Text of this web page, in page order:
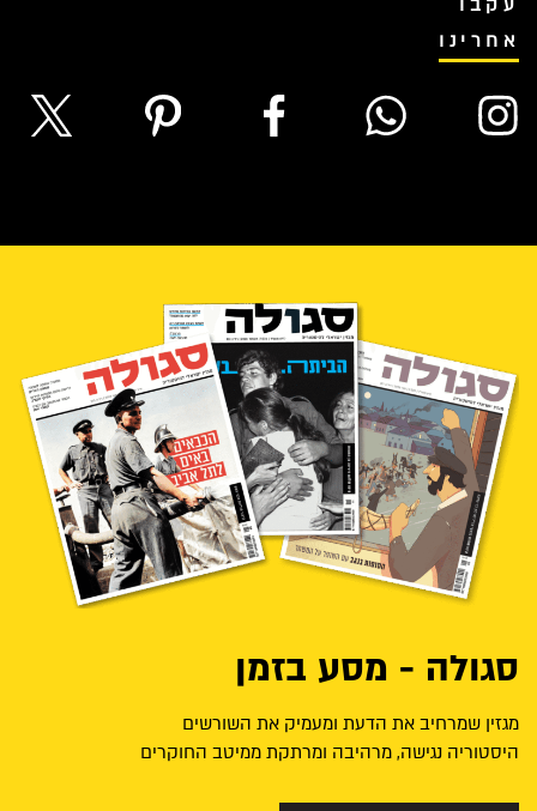
אחרינו
סגולה - מסע בזמן
מגזין שמרחיב את הדעת ומעמיק את השורשים
היסטוריה נגישה, מרהיבה ומרתקת ממיטב החוקרים